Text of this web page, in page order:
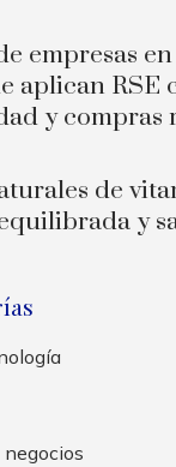
empresas
aplican RSE
y compras
de
y